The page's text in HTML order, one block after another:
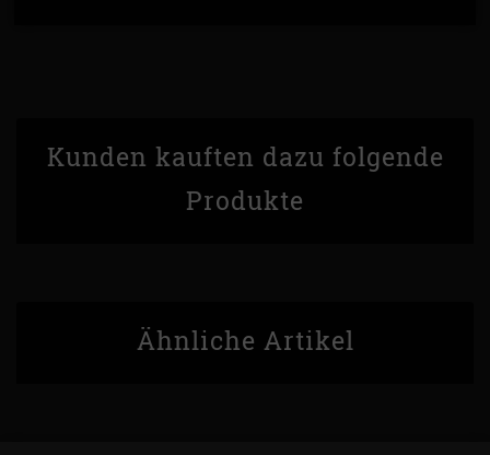
Kunden kauften dazu folgende
Produkte
Ähnliche Artikel